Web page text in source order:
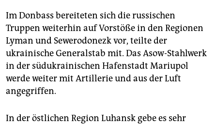
Im Donbass bereiteten sich die russischen
Truppen weiterhin auf Vorstöße in den Regionen
Lyman und Sewerodonezk vor, teilte der
ukrainische Generalstab mit. Das Asow-Stahlwerk
in der südukrainischen Hafenstadt Mariupol
werde weiter mit Artillerie und aus der Luft
angegriffen.
In der östlichen Region Luhansk gebe es sehr